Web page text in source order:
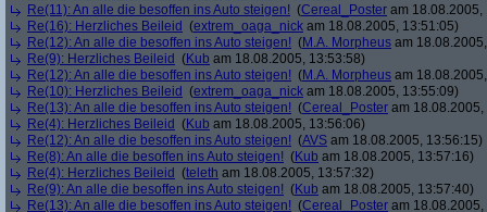
Re(11): An alle die besoffen ins Auto steigen! (Cereal_Poster am 18.08.2005,
Re(16): Herzliches Beileid (extrem_oaga_nick am 18.08.2005, 13:51:05)
Re(12): An alle die besoffen ins Auto steigen! (M.A. Morpheus am
Re(9): Herzliches Beileid (Kub am 18.08.2005, 13:53:58)
Re(12): An alle die besoffen ins Auto steigen! (M.A. Morpheus am
Re(10): Herzliches Beileid (extrem_oaga_nick am 18.08.2005, 13:55:09)
Re(13): An alle die besoffen ins Auto steigen! (Cereal_Poster am
Re(4): Herzliches Beileid (Kub am 18.08.2005, 13:56:06)
Re(12): An alle die besoffen ins Auto steigen! (AVS am 18.08.2005, 13:56:15)
Re(8): An alle die besoffen ins Auto steigen! (Kub am 18.08.2005, 13:57:16)
Re(4): Herzliches Beileid (teleth am 18.08.2005, 13:57:32)
Re(9): An alle die besoffen ins Auto steigen! (Kub am 18.08.2005, 13:57:40)
Re(13): An alle die besoffen ins Auto steigen! (Cereal_Poster am